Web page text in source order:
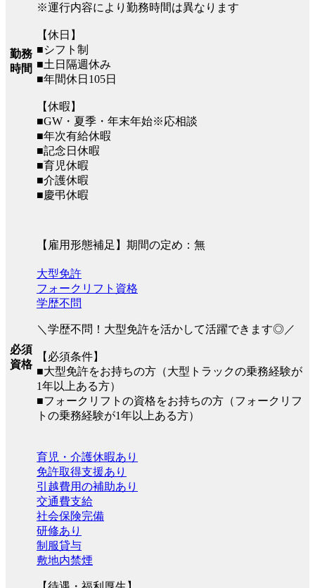
勤務
時間
※運行内容により勤務時間は異なります
【休日】
■シフト制
■土日隔週休み
■年間休日105日
【休暇】
■GW・夏季・年末年始※応相談
■年次有給休暇
■記念日休暇
■育児休暇
■介護休暇
■慶弔休暇
【雇用形態補足】期間の定め：無
必須
資格
大型免許
フォークリフト資格
学歴不問
＼学歴不問！大型免許を活かして活躍できます◎／
【必須条件】
■大型免許をお持ちの方（大型トラックの乗務経験が
1年以上ある方）
■フォークリフトの資格をお持ちの方（フォークリフ
トの乗務経験が1年以上ある方）
育児・介護休暇あり
免許取得支援あり
引越費用の補助あり
交通費支給
社会保険完備
研修あり
制服貸与
敷地内禁煙